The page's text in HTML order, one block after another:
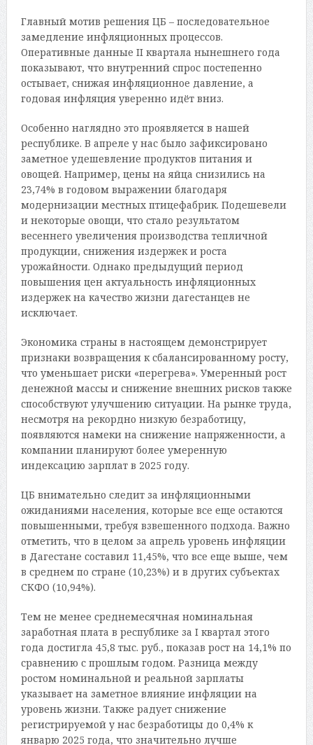
Главный мотив решения ЦБ – последовательное
замедление инфляционных процессов.
Оперативные данные II квартала нынешнего года
показывают, что внутренний спрос постепенно
остывает, снижая инфляционное давление, а
годовая инфляция уверенно идёт вниз.
Особенно наглядно это проявляется в нашей
республике. В апреле у нас было зафиксировано
заметное удешевление продуктов питания и
овощей. Например, цены на яйца снизились на
23,74% в годовом выражении благодаря
модернизации местных птицефабрик. Подешевели
и некоторые овощи, что стало результатом
весеннего увеличения производства тепличной
продукции, снижения издержек и роста
урожайности. Однако предыдущий период
повышения цен актуальность инфляционных
издержек на качество жизни дагестанцев не
исключает.
Экономика страны в настоящем демонстрирует
признаки возвращения к сбалансированному росту,
что уменьшает риски «перегрева». Умеренный рост
денежной массы и снижение внешних рисков также
способствуют улучшению ситуации. На рынке труда,
несмотря на рекордно низкую безработицу,
появляются намеки на снижение напряженности, а
компании планируют более умеренную
индексацию зарплат в 2025 году.
ЦБ внимательно следит за инфляционными
ожиданиями населения, которые все еще остаются
повышенными, требуя взвешенного подхода. Важно
отметить, что в целом за апрель уровень инфляции
в Дагестане составил 11,45%, что все еще выше, чем
в среднем по стране (10,23%) и в других субъектах
СКФО (10,94%).
Тем не менее среднемесячная номинальная
заработная плата в республике за I квартал этого
года достигла 45,8 тыс. руб., показав рост на 14,1% по
сравнению с прошлым годом. Разница между
ростом номинальной и реальной зарплаты
указывает на заметное влияние инфляции на
уровень жизни. Также радует снижение
регистрируемой у нас безработицы до 0,4% к
январю 2025 года, что значительно лучше